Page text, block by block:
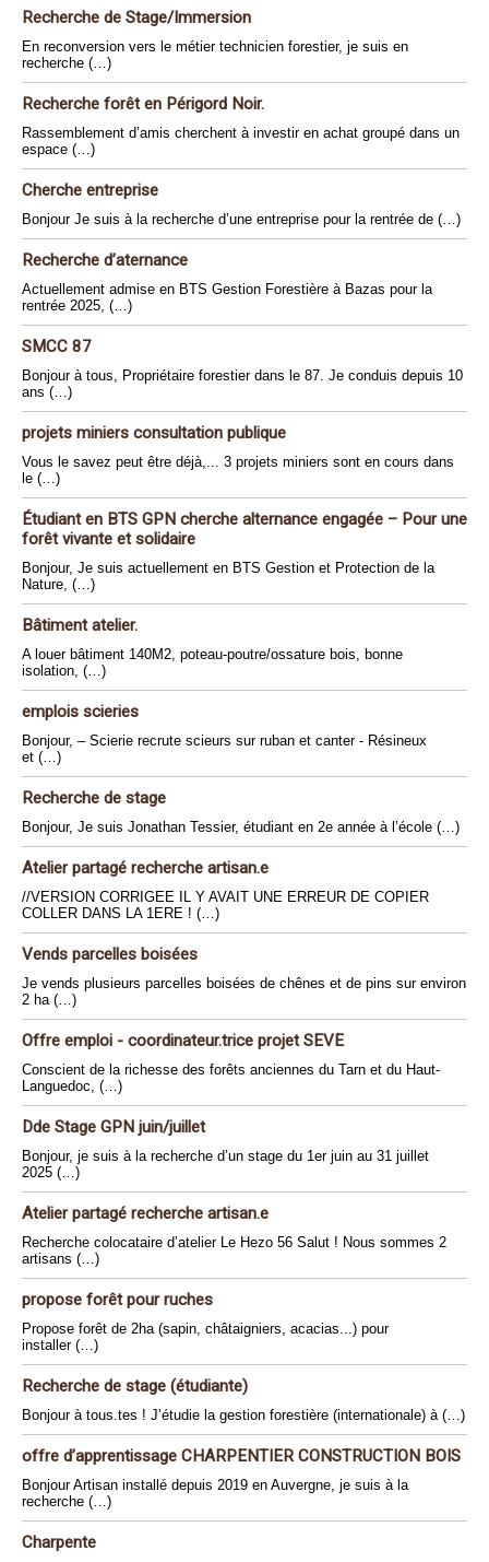
Recherche de Stage/Immersion
En reconversion vers le métier technicien forestier, je suis en
recherche (…)
Recherche forêt en Périgord Noir.
Rassemblement d’amis cherchent à investir en achat groupé dans un
espace (…)
Cherche entreprise
Bonjour Je suis à la recherche d’une entreprise pour la rentrée de (…)
Recherche d’aternance
Actuellement admise en BTS Gestion Forestière à Bazas pour la
rentrée 2025, (…)
SMCC 87
Bonjour à tous, Propriétaire forestier dans le 87. Je conduis depuis 10
ans (…)
projets miniers consultation publique
Vous le savez peut être déjà,... 3 projets miniers sont en cours dans
le (…)
Étudiant en BTS GPN cherche alternance engagée – Pour une
forêt vivante et solidaire
Bonjour, Je suis actuellement en BTS Gestion et Protection de la
Nature, (…)
Bâtiment atelier.
A louer bâtiment 140M2, poteau-poutre/ossature bois, bonne
isolation, (…)
emplois scieries
Bonjour, – Scierie recrute scieurs sur ruban et canter - Résineux
et (…)
Recherche de stage
Bonjour, Je suis Jonathan Tessier, étudiant en 2e année à l’école (…)
Atelier partagé recherche artisan.e
//VERSION CORRIGEE IL Y AVAIT UNE ERREUR DE COPIER
COLLER DANS LA 1ERE ! (…)
Vends parcelles boisées
Je vends plusieurs parcelles boisées de chênes et de pins sur environ
2 ha (…)
Offre emploi - coordinateur.trice projet SEVE
Conscient de la richesse des forêts anciennes du Tarn et du Haut-
Languedoc, (…)
Dde Stage GPN juin/juillet
Bonjour, je suis à la recherche d’un stage du 1er juin au 31 juillet
2025 (…)
Atelier partagé recherche artisan.e
Recherche colocataire d’atelier Le Hezo 56 Salut ! Nous sommes 2
artisans (…)
propose forêt pour ruches
Propose forêt de 2ha (sapin, châtaigniers, acacias...) pour
installer (…)
Recherche de stage (étudiante)
Bonjour à tous.tes ! J’étudie la gestion forestière (internationale) à (…)
offre d’apprentissage CHARPENTIER CONSTRUCTION BOIS
Bonjour Artisan installé depuis 2019 en Auvergne, je suis à la
recherche (…)
Charpente